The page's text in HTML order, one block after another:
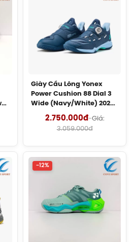
Lông Lining Turbo Charging
(Trắng) Chính Hãng
Lông Yonex Cascade Accel
New 2026 Chính Hãng
Court Hunter FF Women
Chính Hãng
Giày Cầu Lông Yonex
Power Cushion 88 Dial 3
Wide (Navy/White) 2026
Chính Hãng
2.750.000đ-Giá:
3.059.000đ
-12%